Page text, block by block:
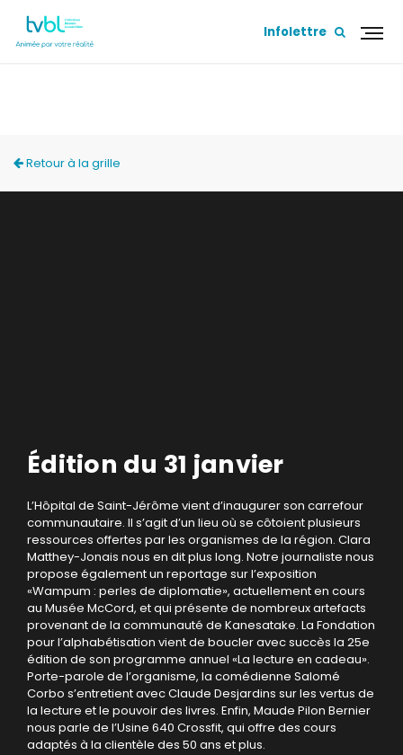
Infolettre
Retour à la grille
Édition du 31 janvier
L’Hôpital de Saint-Jérôme vient d’inaugurer son carrefour
communautaire. Il s’agit d’un lieu où se côtoient plusieurs
ressources offertes par les organismes de la région. Clara
Matthey-Jonais nous en dit plus long. Notre journaliste nous
propose également un reportage sur l’exposition
«Wampum : perles de diplomatie», actuellement en cours
au Musée McCord, et qui présente de nombreux artefacts
provenant de la communauté de Kanesatake. La Fondation
pour l’alphabétisation vient de boucler avec succès la 25e
édition de son programme annuel «La lecture en cadeau».
Porte-parole de l’organisme, la comédienne Salomé
Corbo s’entretient avec Claude Desjardins sur les vertus de
la lecture et le pouvoir des livres. Enfin, Maude Pilon Bernier
nous parle de l’Usine 640 Crossfit, qui offre des cours
adaptés à la clientèle des 50 ans et plus.